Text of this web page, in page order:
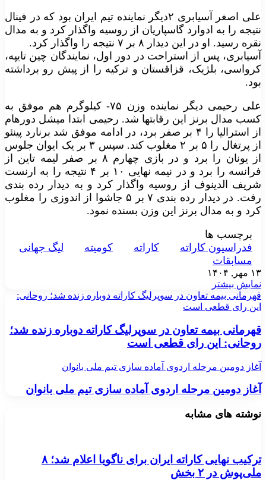
علی اصغر آسیابری ۲دیگر نماینده تیم ایران بود که در فینال
نتیجه را به ادوارد گاسپاریان از روسیه واگذار کرد و به مدال
نقره رسید. او در این دیدار ۸ بر ۷ نتیجه را واگذار کرد.
آسیابری، پس از استراحت در دور اول، نمایندگان چین تایپه،
کرواسی، بلژیک، قزاقستان و ترکیه را از پیش رو برداشته
بود.
علی رحیمی دیگر نماینده وزن ۷۵- کیلوگرم هم موفق به
کسب مدال برنز این رقابتها شد. رحیمی ابتدا میشل دورهام
از استرالیا را ۴ بر صفر برد، در ادامه موفق شد برنارد پینئو
از پرتغال را ۵ بر ۲ مغلوب کند. سپس ۳ بر یک ایوان جلوس
از یونان را برد و در بازی چهارم ۸ بر صفر لیمه تاین از
فرانسه را برد و در نیمه نهایی ۱۰ بر ۴ نتیجه را به ارنست
شریف الدینوف از روسیه واگذار کرد و به دیدار رده بندی
رفت. در دیدار رده بندی ۷ بر ۵ جاشوا از اندوزی را مغلوب
کرد و به مدال برنز این وزن بسنده نمود.
برچسب ها
فدراسیون‌ کاراته
کاراته کومیته
لیگ جهانی
مسابقات
۱۳ مهر, ۱۴۰۴
نمایش بیشتر
قهرمانی بیمه تعاون در سوپرلیگ کاراته دوباره زنده شد؛ روحانی:
این رای قطعی است
قهرمانی بیمه تعاون در سوپرلیگ کاراته دوباره زنده شد؛
روحانی: این رای قطعی است
آغاز دومین مرحله اردوی آماده سازی تیم ملی بانوان
آغاز دومین مرحله اردوی آماده سازی تیم ملی بانوان
نوشته های مشابه
ترکیب نهایی کاراته ایران برای ناگویا اعلام شد؛ ۸
ملی‌پوش در ۲ بخش